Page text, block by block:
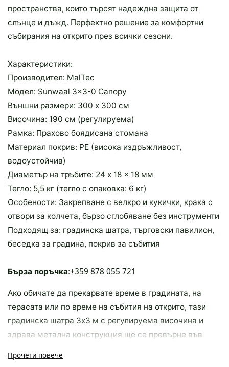
пространства, които търсят надеждна защита от
слънце и дъжд. Перфектно решение за комфортни
събирания на открито през всички сезони.
Характеристики:
Производител: MalTec
Модел: Sunwaal 3x3-0 Canopy
Външни размери: 300 x 300 см
Височина: 190 см (регулируема)
Рамка: Прахово боядисана стомана
Материал покрив: PE (висока издръжливост,
водоустойчив)
Диаметър на тръбите: 24 x 18 x 18 мм
Тегло: 5,5 кг (тегло с опаковка: 6 кг)
Особености: Закрепване с велкро и кукички, крака с
отвори за колчета, бързо сглобяване без инструменти
Подходящ за: градинска шатра, търговски павилион,
беседка за градина, покрив за събития
Бърза поръчка:+359 878 055 721
Ако обичате да прекарвате време в градината, на
терасата или по време на събития на открито, тази
градинска шатра 3x3 м с регулируема височина и
здрава метална конструкция ще се превърне във
удобство и дълготрайна употреба, тя комбинира
Прочети повече